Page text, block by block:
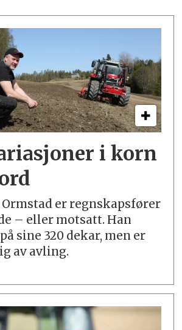
i korn
er regnskapsfører
– eller motsatt. Han
sine 320 dekar, men er
av avling.